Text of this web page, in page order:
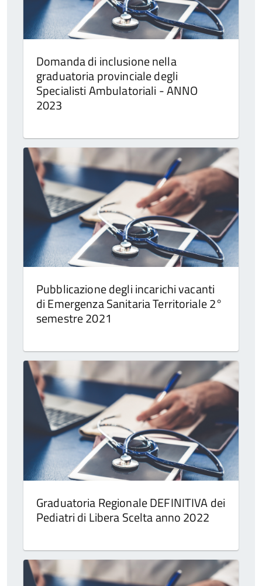
Domanda di inclusione nella
graduatoria provinciale degli
Specialisti Ambulatoriali - ANNO
2023
Pubblicazione degli incarichi vacanti
di Emergenza Sanitaria Territoriale 2°
semestre 2021
Graduatoria Regionale DEFINITIVA dei
Pediatri di Libera Scelta anno 2022